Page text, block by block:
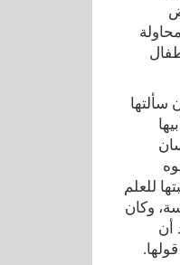
سألتها
للعلم
وكان
أن